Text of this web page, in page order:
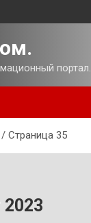
портал.
Страница 35
2023